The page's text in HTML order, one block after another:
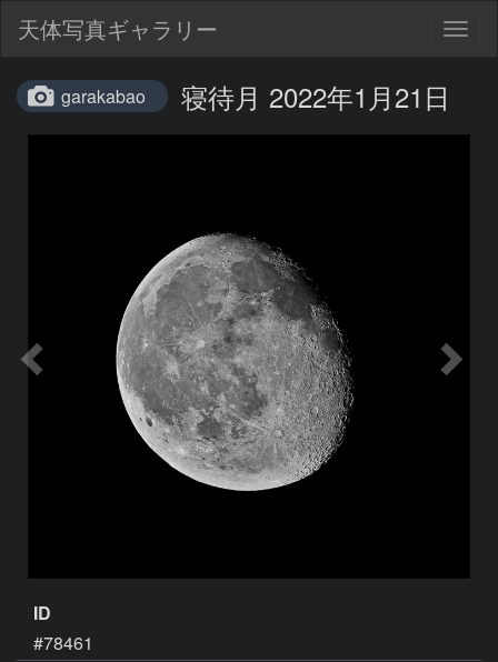
天体写真ギャラリー
garakabao 寝待月 2022年1月21日
ID
#78461